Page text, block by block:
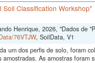
Classification Workshop"
Henrique, 2026, "Dados de
76VTJW, SoilData, V1
um dos perfis de solo, foram
As amostras